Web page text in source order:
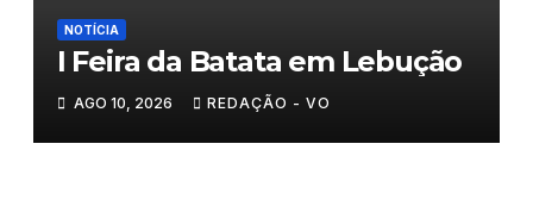
NOTÍCIA
I Feira da Batata em Lebução
AGO 10, 2026 REDAÇÃO - VO